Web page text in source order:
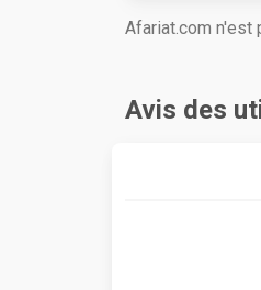
Afariat.com n'est
Avis des